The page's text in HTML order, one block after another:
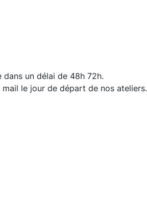
un délai de 48h 72h.
le jour de départ de nos ateliers.